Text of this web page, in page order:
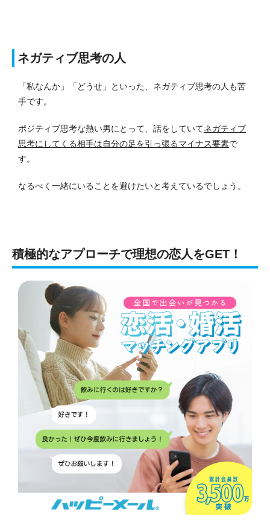
ネガティブ思考の人
「私なんか」「どうせ」といった、ネガティブ思考の人も苦
手です。
ポジティブ思考な熱い男にとって、話をしていてネガティブ
思考にしてくる相手は自分の足を引っ張るマイナス要素で
す。
なるべく一緒にいることを避けたいと考えているでしょう。
積極的なアプローチで理想の恋人をGET！